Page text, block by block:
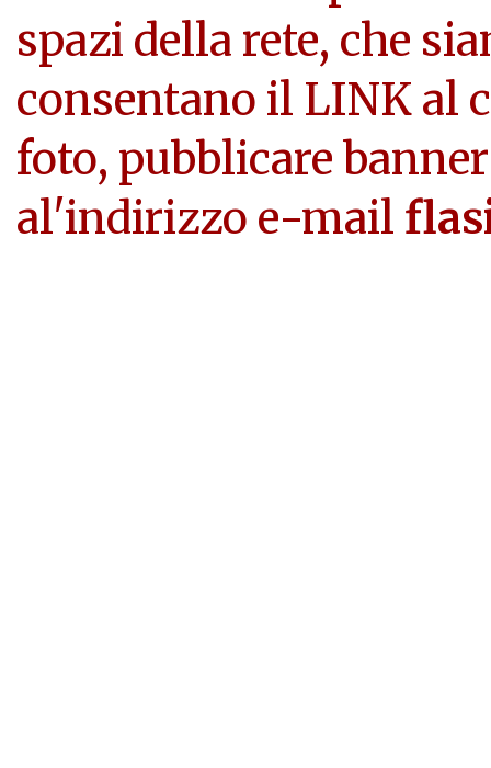
spazi della rete, che
consentano il LINK al
foto, pubblicare
al'indirizzo e-mail